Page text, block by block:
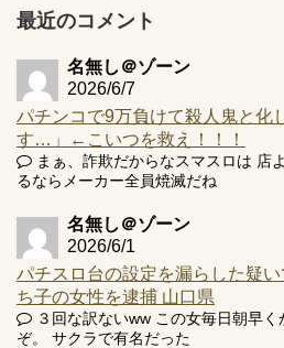
井の軽い絆？
Powered by livedoor 相互RSS
最近のコメント
名無し＠ゾーン
2026/6/7
パチンコで9万負けて殺人鬼と
す…」←こいつを救え！！！
まぁ、詐欺だからなスマスロは 店
るならメーカー全員焼滅だね
名無し＠ゾーン
2026/6/1
パチスロ台の設定を漏らした疑
ち子の女性を逮捕 山口県
３回な訳ないww この女毎日朝早
ぞ。 サクラで有名だった